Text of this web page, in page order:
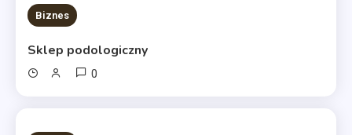
Biznes
Sklep podologiczny
0